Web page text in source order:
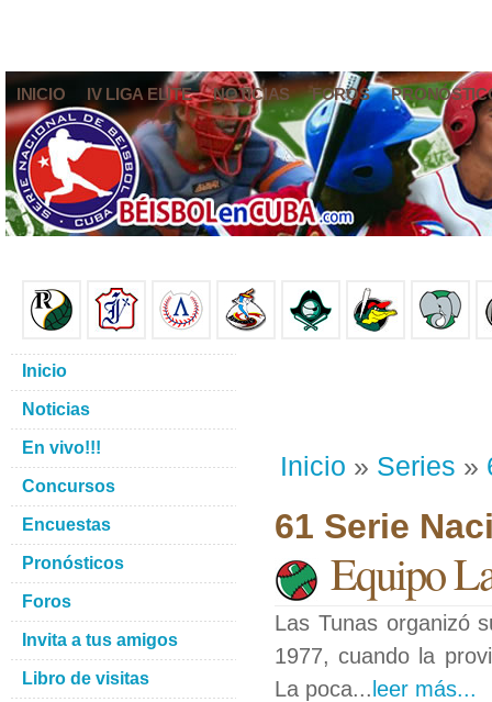
INICIO IV LIGA ELITE NOTICIAS FOROS
Inicio » Series »
61 Serie
Equipo
Las Tunas organizó
1977, cuando la
La poca... leer más...
Inicio
Noticias
En vivo!!!
Concursos
Encuestas
Pronósticos
Foros
Invita a tus amigos
Libro de visitas